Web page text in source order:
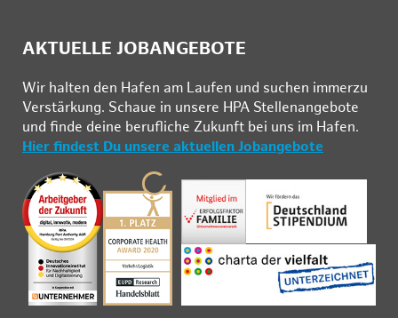
AKTUELLE JOBANGEBOTE
Wir hal­ten den Ha­fen am Lau­fen und su­chen im­mer­zu
Ver­stär­kung. Schau­e in un­se­re HPA Stel­len­an­ge­bo­te
und fin­de deine be­ruf­li­che Zu­kunft bei uns im Ha­fen.
Hier findest Du unsere aktuellen Jobangebote